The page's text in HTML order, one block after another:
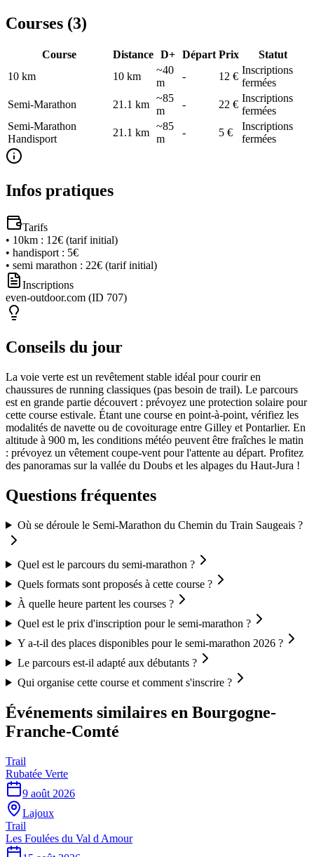
Courses (3)
Course Distance D+ Départ Prix
Statut
10 km
10 km
~40
m
- 12 €
Inscriptions
fermées
Semi-Marathon
21.1 km
~85
m
- 22 €
Inscriptions
fermées
Semi-Marathon
Handisport
21.1 km
~85
m
- 5 €
Inscriptions
fermées
Infos pratiques
Tarifs
• 10km : 12€ (tarif initial)
• handisport : 5€
• semi marathon : 22€ (tarif initial)
Inscriptions
even-outdoor.com (ID 707)
Conseils du jour
La voie verte est un revêtement stable idéal pour courir en
chaussures de running classiques (pas besoin de trail). Le parcours
est en grande partie découvert : prévoyez une protection solaire pour
cette course estivale. Étant une course en point-à-point, vérifiez les
modalités de navette ou de covoiturage entre Gilley et Pontarlier. En
altitude à 900 m, les conditions météo peuvent être fraîches le matin
: prévoyez un vêtement coupe-vent pour l'attente au départ. Profitez
des panoramas sur la vallée du Doubs et les alpages du Haut-Jura !
Questions fréquentes
Où se déroule le Semi-Marathon du Chemin du Train Saugeais ?
Quel est le parcours du semi-marathon ?
Quels formats sont proposés à cette course ?
À quelle heure partent les courses ?
Quel est le prix d'inscription pour le semi-marathon ?
Y a-t-il des places disponibles pour le semi-marathon 2026 ?
Le parcours est-il adapté aux débutants ?
Qui organise cette course et comment s'inscrire ?
Événements similaires en Bourgogne-
Franche-Comté
Trail
Rubatée Verte
9 août 2026
Lajoux
Trail
Les Foulées du Val d Amour